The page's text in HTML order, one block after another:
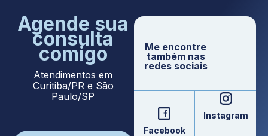
Agende sua
consulta
comigo
Atendimentos em
Curitiba/PR e São
Paulo/SP
Me encontre
também nas
redes sociais
Facebook
Instagram